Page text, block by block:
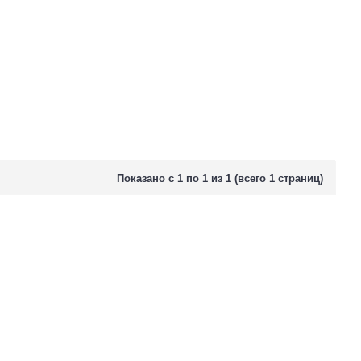
Показано с 1 по 1 из 1 (всего 1 страниц)